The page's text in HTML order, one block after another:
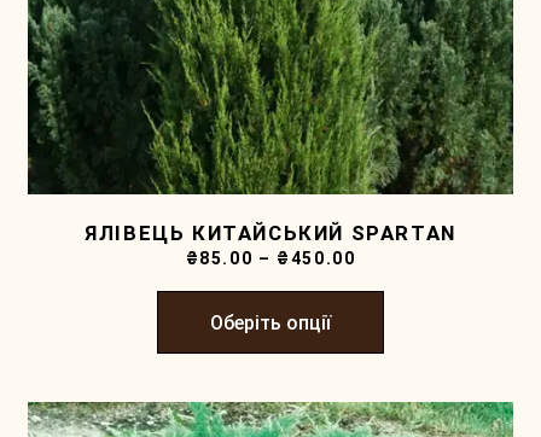
ЯЛІВЕЦЬ КИТАЙСЬКИЙ SPARTAN
₴85.00 – ₴450.00
Оберіть опції